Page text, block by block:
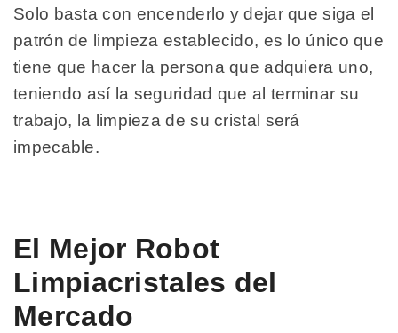
Solo basta con encenderlo y dejar que siga el
patrón de limpieza establecido, es lo único que
tiene que hacer la persona que adquiera uno,
teniendo así la seguridad que al terminar su
trabajo, la limpieza de su cristal será
impecable.
El Mejor Robot
Limpiacristales del
Mercado